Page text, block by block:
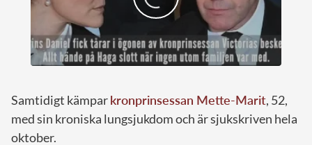
Samtidigt kämparkronprinsessan Mette-Marit, 52,
med sin kroniska lungsjukdom och är sjukskriven hela
oktober.